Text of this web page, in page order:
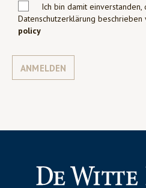
Ich bin damit
Datenschutzerklärung
policy
ANMELDEN